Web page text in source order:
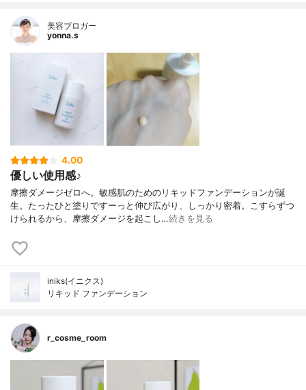
美容ブロガー
yonna.s
4.00
優しい使用感♪
摩擦ダメージゼロへ。敏感肌のためのリキッドファンデーションが誕
生。たったひと塗りですーっと伸び広がり、しっかり密着。こすらずつ
けられるから、摩擦ダメージを起こし…続きを見る
iniks(イニクス)
リキッド ファンデーション
r_cosme_room